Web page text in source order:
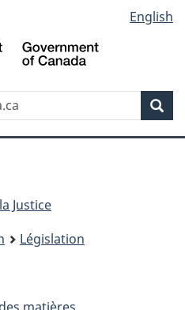
au
contenu
propos
de
la
HTML
simplifiée
English
Justice
Législation